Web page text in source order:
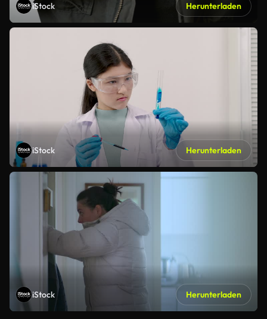
iStock Herunterladen
iStock Herunterladen
iStock Herunterladen